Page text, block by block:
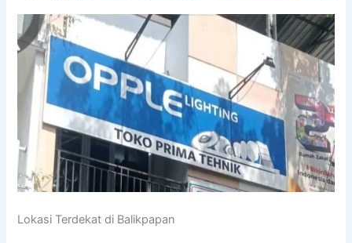
Lokasi Terdekat di Balikpapan